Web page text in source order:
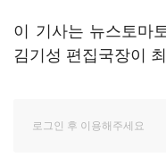
이 기사는 뉴스토마
김기성 편집국장이